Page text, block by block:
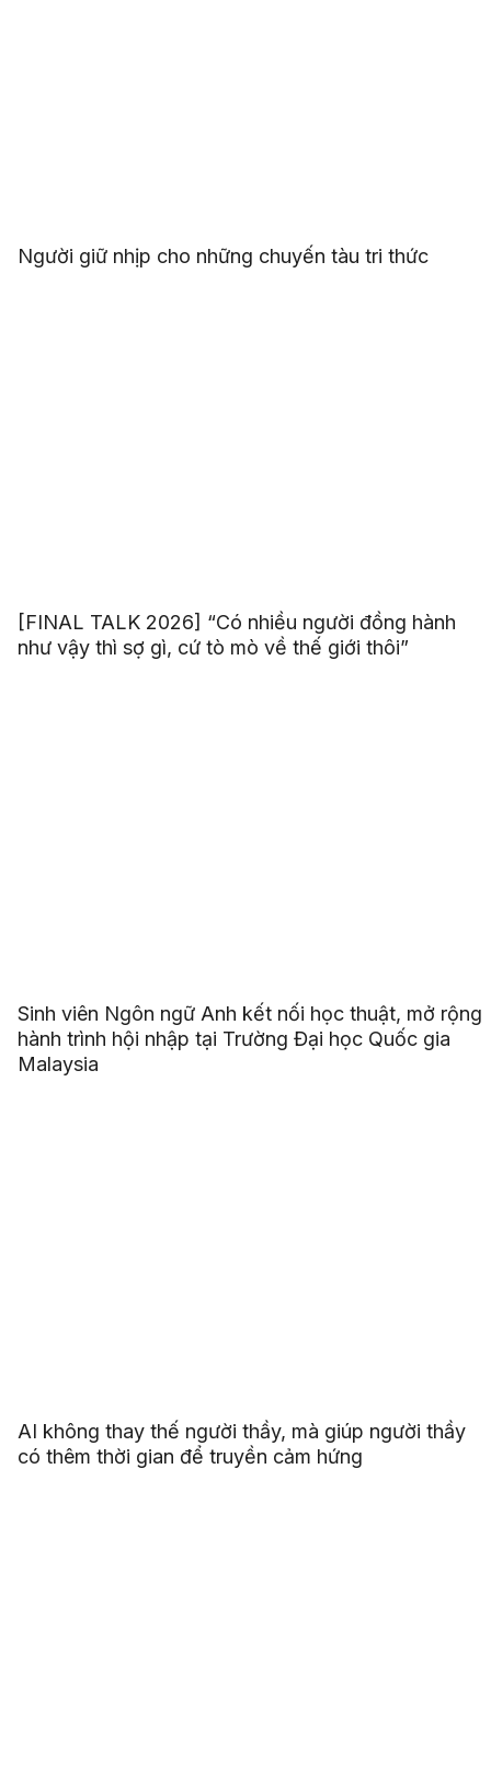
Người giữ nhịp cho những chuyến tàu tri thức
[FINAL TALK 2026] “Có nhiều người đồng hành
như vậy thì sợ gì, cứ tò mò về thế giới thôi”
Sinh viên Ngôn ngữ Anh kết nối học thuật, mở rộng
hành trình hội nhập tại Trường Đại học Quốc gia
Malaysia
AI không thay thế người thầy, mà giúp người thầy
có thêm thời gian để truyền cảm hứng